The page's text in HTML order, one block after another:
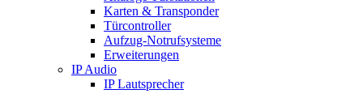
Karten & Transponder
Türcontroller
Aufzug-Notrufsysteme
Erweiterungen
IP Audio
IP Lautsprecher